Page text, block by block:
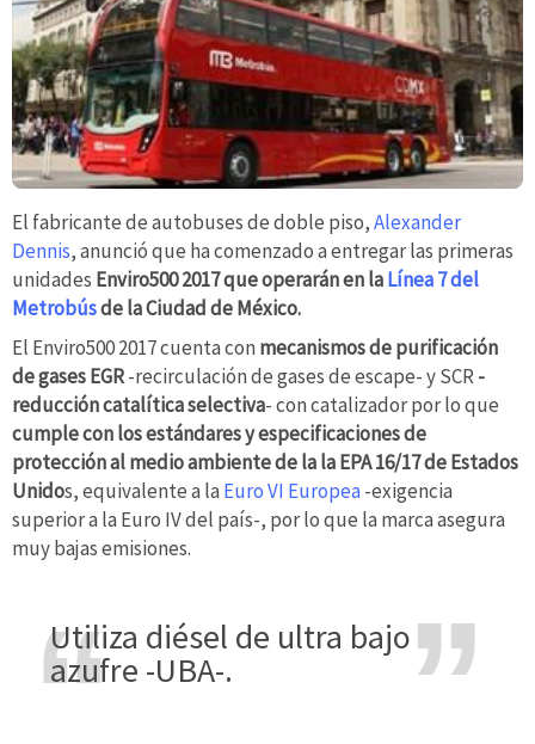
El fabricante de autobuses de doble piso,Alexander
Dennis, anunció que ha comenzado a entregar las primeras
unidades Enviro500 2017 que operarán en laLínea 7 del
Metrobúsde la Ciudad de México.
El Enviro500 2017 cuenta con mecanismos de purificación
de gases EGR-recirculación de gases de escape- y SCR-
reducción catalítica selectiva- con catalizador por lo que
cumple con los estándares y especificaciones de
protección al medio ambiente de la la EPA 16/17 de Estados
Unidos, equivalente a la Euro VI Europea-exigencia
superior a la Euro IV del país-, por lo que la marca asegura
muy bajas emisiones.
Utiliza diésel de ultra bajo
azufre -UBA-.